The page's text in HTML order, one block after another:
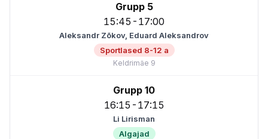
15:45-17:00
Grupp 5
Sportlased 8-12 a
Aleksandr Zõkov, Eduard Aleksandrov
Keldrimäe 9
16:15-17:15
Grupp 10
Algajad
Li Lirisman